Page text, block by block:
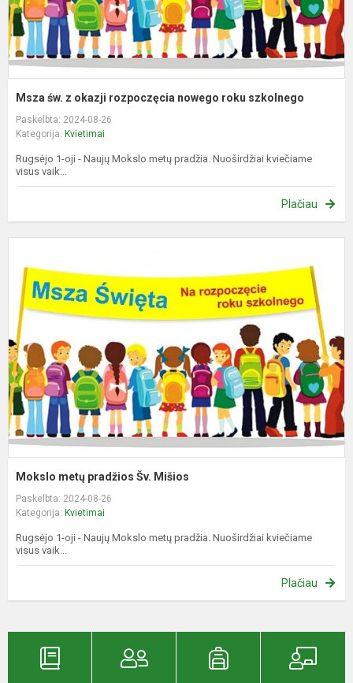
Msza św. z okazji rozpoczęcia nowego roku szkolnego
Paskelbta: 2024-08-26
Kategorija: Kvietimai
Rugsėjo 1-oji - Naujų Mokslo metų pradžia. Nuoširdžiai kviečiame
visus vaik...
Plačiau
Mokslo metų pradžios Šv. Mišios
Paskelbta: 2024-08-26
Kategorija: Kvietimai
Rugsėjo 1-oji - Naujų Mokslo metų pradžia. Nuoširdžiai kviečiame
visus vaik...
Plačiau